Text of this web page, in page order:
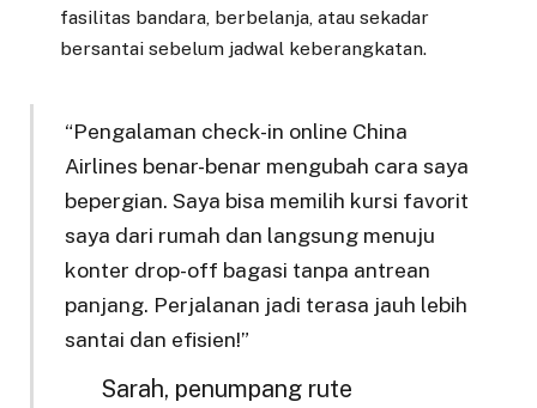
fasilitas bandara, berbelanja, atau sekadar
bersantai sebelum jadwal keberangkatan.
“Pengalaman check-in online China
Airlines benar-benar mengubah cara saya
bepergian. Saya bisa memilih kursi favorit
saya dari rumah dan langsung menuju
konter drop-off bagasi tanpa antrean
panjang. Perjalanan jadi terasa jauh lebih
santai dan efisien!”
Sarah, penumpang rute